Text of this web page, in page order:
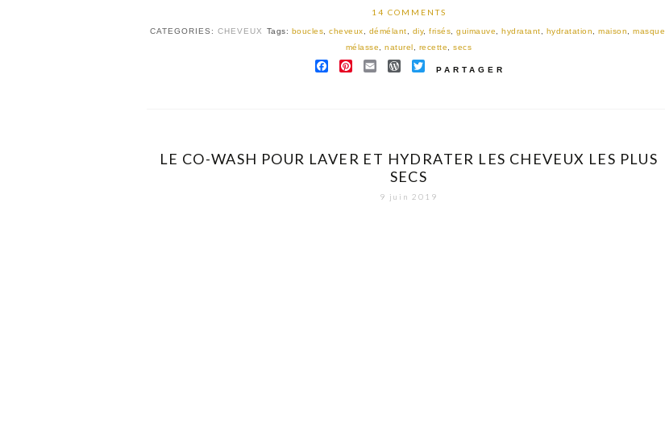
14 COMMENTS
CATEGORIES: CHEVEUX Tags: boucles cheveux démélant diy, frisés guimauve hydratant hydratation maison masque
mélasse
,naturel recette ,secs
FACEBOOK
PINTEREST
EMAILWORDPRESS
TWITTER
PARTAGER
LE CO-WASH POUR LAVER ET HYDRATER LES CHEVEUX LES PLUS
SECS
9 juin 2019